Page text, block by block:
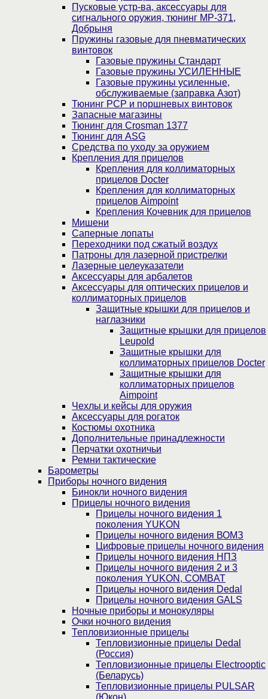
Пусковые устр-ва, аксессуары для
сигнального оружия, тюнинг МР-371,
Добрыня
Пружины газовые для пневматических
винтовок
Газовые пружины Стандарт
Газовые пружины УСИЛЕННЫЕ
Газовые пружины усиленные,
обслуживаемые (заправка Азот)
Тюнинг PCP и поршневых винтовок
Запасные магазины
Тюнинг для Crosman 1377
Тюнинг для ASG
Средства по уходу за оружием
Крепления для прицелов
Крепления для коллиматорных
прицелов Docter
Крепления для коллиматорных
прицелов Aimpoint
Крепления Кочевник для прицелов
Мишени
Саперные лопаты
Переходники под сжатый воздух
Патроны для лазерной пристрелки
Лазерные целеуказатели
Аксессуары для арбалетов
Аксессуары для оптических прицелов и
коллиматорных прицелов
Защитные крышки для прицелов и
наглазники
Защитные крышки для прицелов
Leupold
Защитные крышки для
коллиматорных прицелов Docter
Защитные крышки для
коллиматорных прицелов
Aimpoint
Чехлы и кейсы для оружия
Аксессуары для рогаток
Костюмы охотника
Дополнительные принадлежности
Перчатки охотничьи
Ремни тактические
Барометры
Приборы ночного видения
Бинокли ночного видения
Прицелы ночного видения
Прицелы ночного видения 1
поколения YUKON
Прицелы ночного видения ВОМЗ
Цифровые прицелы ночного видения
Прицелы ночного видения НПЗ
Прицелы ночного видения 2 и 3
поколения YUKON, COMBAT
Прицелы ночного видения Dedal
Прицелы ночного видения GALS
Ночные приборы и монокуляры
Очки ночного видения
Тепловизионные прицелы
Тепловизионные прицелы Dedal
(Россия)
Тепловизионные прицелы Electrooptic
(Беларусь)
Тепловизионные прицелы PULSAR